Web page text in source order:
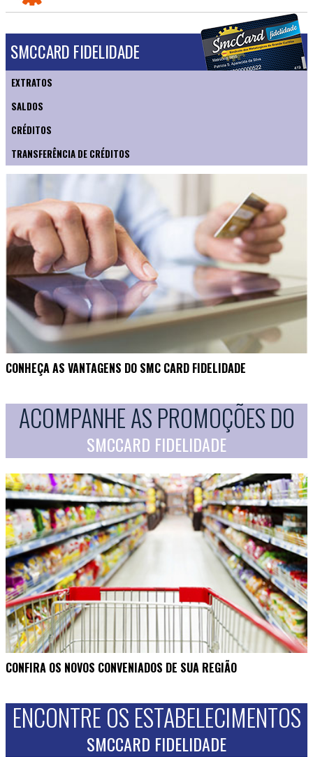
SMCCARD FIDELIDADE
EXTRATOS
SALDOS
CRÉDITOS
TRANSFERÊNCIA DE CRÉDITOS
CONHEÇA AS VANTAGENS DO SMC CARD FIDELIDADE
ACOMPANHE AS PROMOÇÕES DO
SMCCARD FIDELIDADE
CONFIRA OS NOVOS CONVENIADOS DE SUA REGIÃO
ENCONTRE OS ESTABELECIMENTOS
SMCCARD FIDELIDADE